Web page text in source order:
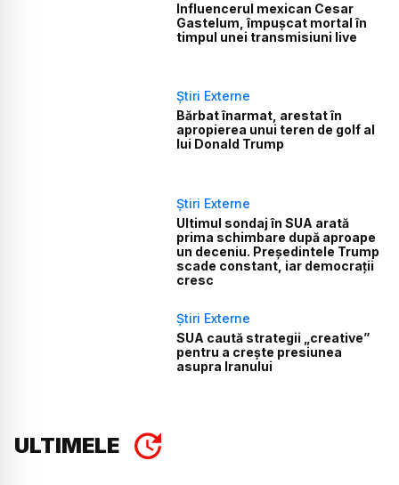
Influencerul mexican Cesar
Gastelum, împușcat mortal în
timpul unei transmisiuni live
Știri Externe
Bărbat înarmat, arestat în
apropierea unui teren de golf al
lui Donald Trump
Știri Externe
Ultimul sondaj în SUA arată
prima schimbare după aproape
un deceniu. Președintele Trump
scade constant, iar democrații
cresc
Știri Externe
SUA caută strategii „creative”
pentru a crește presiunea
asupra Iranului
ULTIMELE